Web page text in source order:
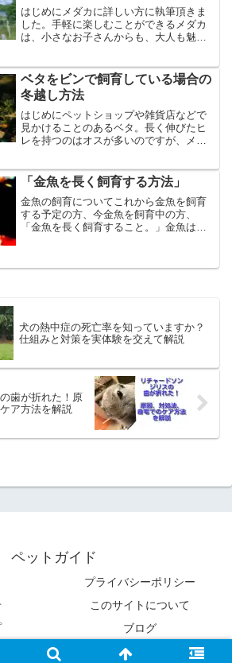
はじめにメダカに詳しい方に執筆頂きま
した。手軽に楽しむことができるメダカ
は、小さなお子さんからも、大人も魅了
なメダカを見かけることが多くなりまし
た。家の中でも十分に楽し...
ベタをビンで飼育している場合の
冬越し方法
はじめにペットショップや雑貨店などで
見かけることのあるベタ。長く伸びたヒ
レを持つのはオスが多いのですが、メス
熱帯魚であるということ。気温が下がる
季節では加温をしてあげる...
「金魚を長く飼育する方法」
金魚の飼育についてこれから金魚を飼育
する予定の方、今金魚を飼育中の方、
「金魚を長く飼育すること。」金魚は大
犬の熱中症の死亡率を知っていますか？
仕組みと対策を実体験を交えて解説
歯が折れた！原
ア方法を解説
ペットガイド
プライバシーポリシー
このサイトについて
ブログ
ペットガイド All Rights Reserved.